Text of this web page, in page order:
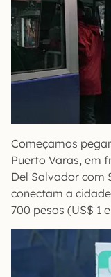
Começamos
Puerto Varas, em
Del Salvador com
conectam a
700 pesos (US$ 1